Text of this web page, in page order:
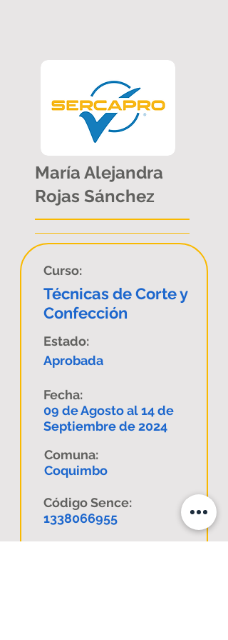
María Alejandra
Rojas Sánchez
Curso:
Técnicas de Corte y
Confección
Estado:
Aprobada
Fecha:
09 de Agosto al 14 de
Septiembre de 2024
Comuna:
Coquimbo
Código Sence:
1338066955